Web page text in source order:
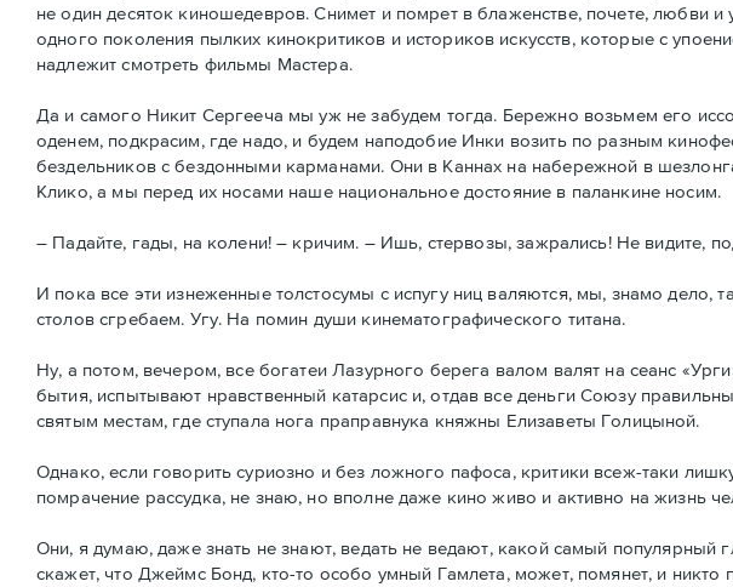
не один десяток киношедевров. Снимет и помрет в блаженстве, почете, любви и
одного поколения пылких кинокритиков и историков искусств, которые с
надлежит смотреть фильмы Мастера.
Да и самого Никит Сергееча мы уж не забудем тогда. Бережно возьмем его
оденем, подкрасим, где надо, и будем наподобие Инки возить по разным
бездельников с бездонными карманами. Они в Каннах на набережной в
Клико, а мы перед их носами наше национальное достояние в паланкине носим.
– Падайте, гады, на колени! – кричим. – Ишь, стервозы, зажрались! Не видите,
И пока все эти изнеженные толстосумы с испугу ниц валяются, мы, знамо дело,
столов сгребаем. Угу. На помин души кинематографического титана.
Ну, а потом, вечером, все богатеи Лазурного берега валом валят на сеанс
бытия, испытывают нравственный катарсис и, отдав все деньги Союзу
святым местам, где ступала нога праправнука княжны Елизаветы Голицыной.
Однако, если говорить суриозно и без ложного пафоса, критики всеж-таки
помрачение рассудка, не знаю, но вполне даже кино живо и активно на жизнь
Они, я думаю, даже знать не знают, ведать не ведают, какой самый популярный
скажет, что Джеймс Бонд, кто-то особо умный Гамлета, может, помянет, и никто